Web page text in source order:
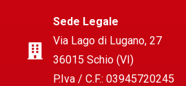
Sede Legale
Via Lago di Lugano, 27
36015 Schio (VI)
P.Iva / C.F.: 03945720245